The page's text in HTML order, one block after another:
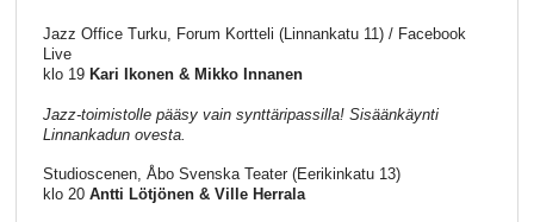
Jazz Office Turku, Forum Kortteli (Linnankatu 11) / Facebook
Live
klo 19 Kari Ikonen & Mikko Innanen
Jazz-toimistolle pääsy vain synttäripassilla! Sisäänkäynti
Linnankadun ovesta.
Studioscenen, Åbo Svenska Teater (Eerikinkatu 13)
klo 20 Antti Lötjönen & Ville Herrala